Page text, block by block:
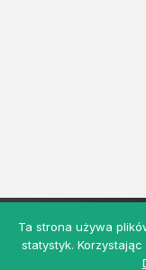
Ta strona używa
statystyk.